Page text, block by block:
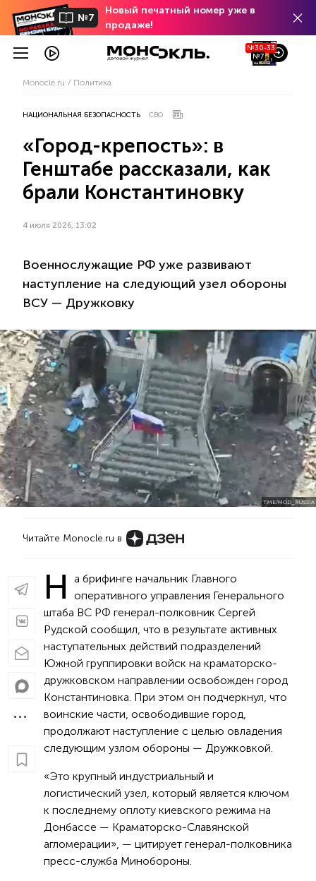
№7
Новый печатный номер уже в
продаже!
№30-33
№7
Monocle.ru Политика
НАЦИОНАЛЬНАЯ БЕЗОПАСНОСТЬ СВО
«Город-крепость»: в
Генштабе рассказали, как
брали Константиновку
4 июля 2026, 13:02
Военнослужащие РФ уже развивают
наступление на следующий узел обороны
ВСУ — Дружковку
T.ME/MOD_RUSSIA
Читайте Monocle.ru в
Н
а брифинге начальник Главного
оперативного управления Генерального
штаба ВС РФ генерал-полковник Сергей
Рудской сообщил, что в результате активных
наступательных действий подразделений
Южной группировки войск на краматорско-
дружковском направлении освобожден город
Константиновка. При этом он подчеркнул, что
воинские части, освободившие город,
продолжают наступление с целью овладения
следующим узлом обороны — Дружковкой.
«Это крупный индустриальный и
логистический узел, который является ключом
к последнему оплоту киевского режима на
Донбассе — Краматорско-Славянской
агломерации», — цитирует генерал-полковника
пресс-служба Минобороны.